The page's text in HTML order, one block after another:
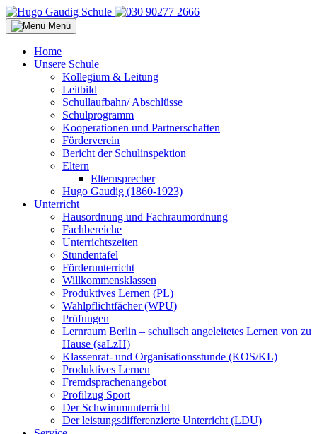
Menü
Home
Unsere Schule
Kollegium & Leitung
Leitbild
Schullaufbahn/ Abschlüsse
Schulprogramm
Kooperationen und Partnerschaften
Förderverein
Bericht der Schulinspektion
Eltern
Elternsprecher
Hugo Gaudig (1860-1923)
Unterricht
Hausordnung und Fachraumordnung
Fachbereiche
Unterrichtszeiten
Stundentafel
Förderunterricht
Willkommensklassen
Produktives Lernen (PL)
Wahlpflichtfächer (WPU)
Prüfungen
Lernraum Berlin – schulisch angeleitetes Lernen von zu
Hause (saLzH)
Klassenrat- und Organisationsstunde (KOS/KL)
Produktives Lernen
Fremdsprachenangebot
Profilzug Sport
Der Schwimmunterricht
Der leistungsdifferenzierte Unterricht (LDU)